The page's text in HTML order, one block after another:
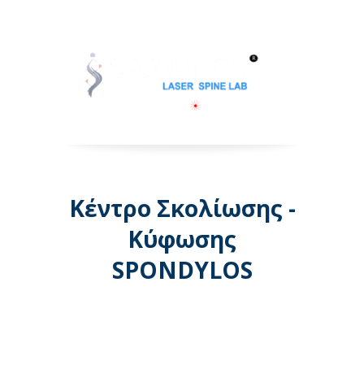
Κέντρο Σκολίωσης -
Κύφωσης
SPONDYLOS